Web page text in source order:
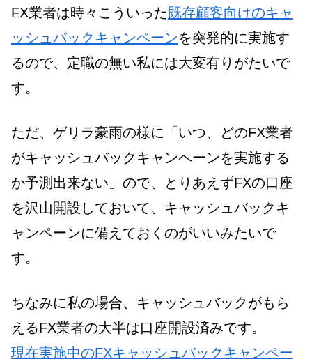
FX業者は時々こういった既存顧客向けのキャ
ッシュバックキャンペーンを突発的に実施す
るので、定職の無い私には大変有りがたいで
す。
ただ、ゲリラ豪雨の様に「いつ、どのFX業者
がキャッシュバックキャンペーンを実施する
か予測出来ない」ので、とりあえずFXの口座
を沢山開設しておいて、キャッシュバックキ
ャンペーンに備えておくのがいいみたいで
す。
ちなみに私の場合、キャッシュバックがもら
えるFX業者の大半は口座開設済みです。
現在実施中のFXキャッシュバックキャンペー